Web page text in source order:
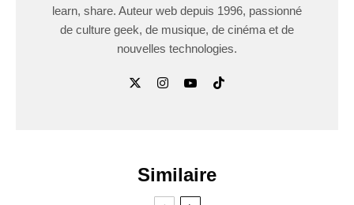
learn, share. Auteur web depuis 1996, passionné
de culture geek, de musique, de cinéma et de
nouvelles technologies.
Similaire